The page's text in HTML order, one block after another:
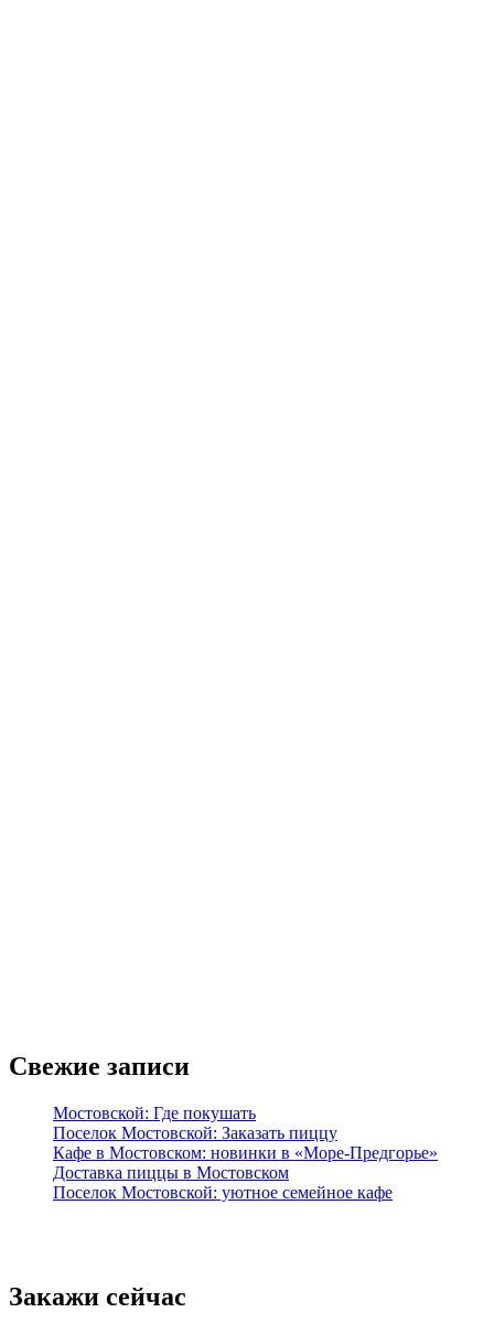
Свежие записи
Мостовской: Где покушать
Поселок Мостовской: Заказать пиццу
Кафе в Мостовском: новинки в «Море-Предгорье»
Доставка пиццы в Мостовском
Поселок Мостовской: уютное семейное кафе
Закажи сейчас